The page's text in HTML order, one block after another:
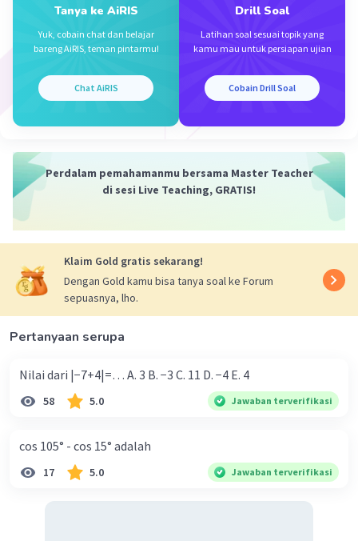
Sumber W Community Level 72
05 Oktober 2023 11:29
Jawaban terverifikasi
2(2(2) - p ) = 20
2(4 - p) = 20
-2p = 20 - 8
p = 12 : (-2) = -6
g(x) = 2(2x - (-6))
g(x) = 4x + 12
= 32 + 12
= 44
= 16 + 12
= 28
g(8) - g(4) = 44 - 28 =
Tanya ke AiRIS
Yuk, cobain chat dan belajar
bareng AiRIS, teman pintarmu!
Chat AiRIS
Drill Soal
Latihan soal sesuai topik yang
kamu mau untuk persiapan ujian
Cobain Drill Soal
Perdalam pemahamanmu bersama Master Teacher
di sesi Live Teaching, GRATIS!
Klaim Gold gratis sekarang!
Dengan Gold kamu bisa tanya soal ke Forum
sepuasnya, lho.
Pertanyaan serupa
Nilai dari |−7+4|=… A. 3 B. −3 C. 11 D. −4 E. 4
58 5.0 Jawaban terverifikasi
cos 105° - cos 15° adalah
17 5.0 Jawaban terverifikasi